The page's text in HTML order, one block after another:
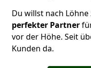
Du willst nach Löhne
perfekter Partner
vor der Höhe. Seit
Kunden da.